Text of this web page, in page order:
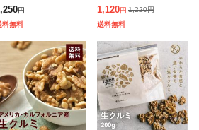
〕/メール便 送料無料
菓材料 パン材料 ナッ
こわ
円
料無料
しくるみ はちみつクル
ミ 蜂蜜くるみ ビタミン
酸
1,120円 1,220円
送料無料